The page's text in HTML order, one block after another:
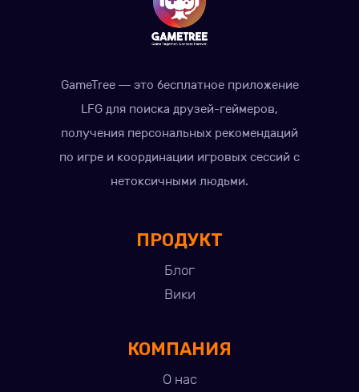
GameTree — это бесплатное приложение
LFG для поиска друзей-геймеров,
получения персональных рекомендаций
по игре и координации игровых сессий с
нетоксичными людьми.
ПРОДУКТ
Блог
Вики
КОМПАНИЯ
О нас